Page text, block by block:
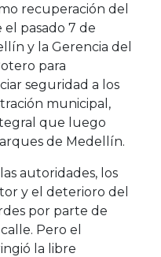
recuperación del
pasado 7 de
y la Gerencia del
para
seguridad a los
municipal,
que luego
de Medellín.
autoridades, los
y el deterioro del
por parte de
Pero el
la libre